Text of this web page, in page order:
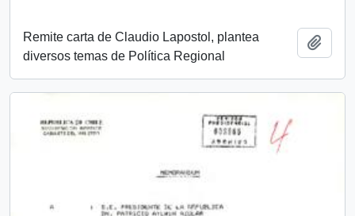
Remite carta de Claudio Lapostol, plantea
diversos temas de Política Regional